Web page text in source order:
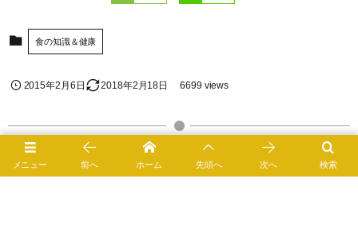
食の知識＆健康
2015年2月6日 2018年2月18日 6699 views
メニュー 検索
前へ ホーム 先頭へ 次へ